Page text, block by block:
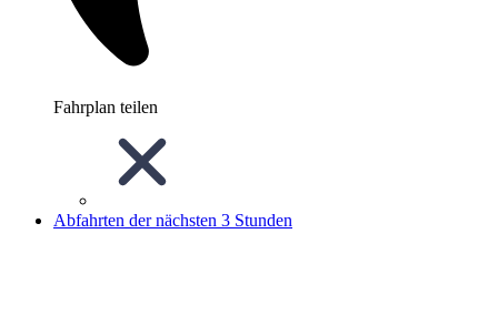
Fahrplan teilen
Abfahrten der nächsten 3 Stunden